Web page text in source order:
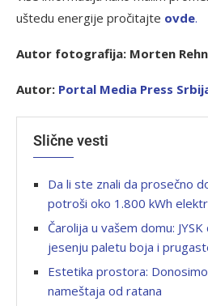
uštedu energije pročitajte ovde.
Autor fotografija: Morten
Autor: Portal Media Press
Slične vesti
Da li ste znali da prosečno
potroši oko 1.800 kWh
Čarolija u vašem domu:
jesenju paletu boja i
Estetika prostora:
nameštaja od ratana